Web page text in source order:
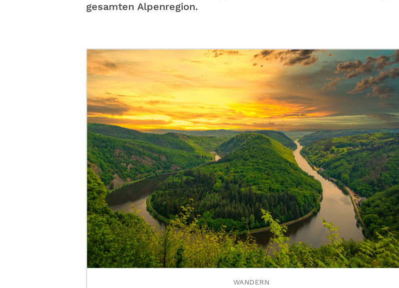
gesamten Alpenregion.
WANDERN